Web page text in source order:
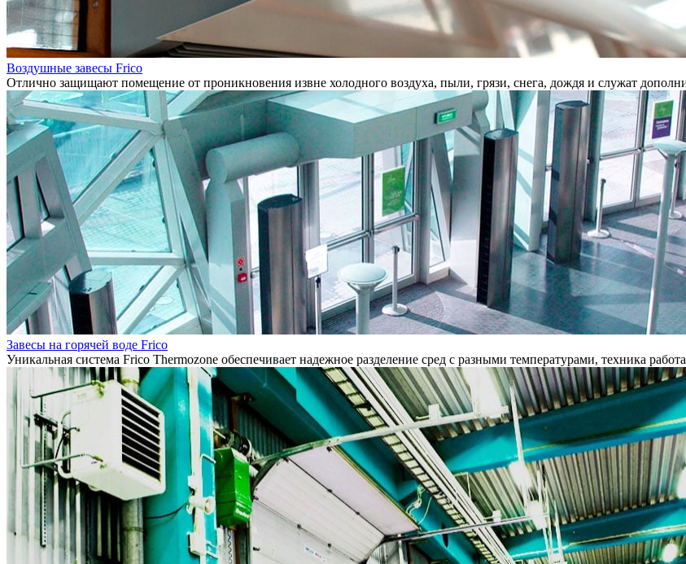
Воздушные завесы Frico
Отлично защищают помещение от проникновения извне холодного воздуха, пыли, грязи, снега, дождя и служат
Завесы на горячей воде Frico
Уникальная система Frico Thermozone обеспечивает надежное разделение сред с разными температурами, техника